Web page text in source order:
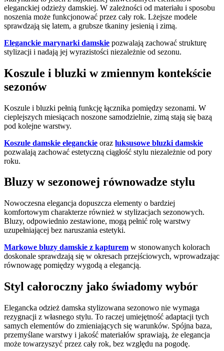
eleganckiej odzieży damskiej. W zależności od materiału i sposobu
noszenia może funkcjonować przez cały rok. Lżejsze modele
sprawdzają się latem, a grubsze tkaniny jesienią i zimą.
Eleganckie marynarki damskie pozwalają zachować strukturę
stylizacji i nadają jej wyrazistości niezależnie od sezonu.
Koszule i bluzki w zmiennym kontekście
sezonów
Koszule i bluzki pełnią funkcję łącznika pomiędzy sezonami. W
cieplejszych miesiącach noszone samodzielnie, zimą stają się bazą
pod kolejne warstwy.
Koszule damskie eleganckie oraz luksusowe bluzki damskie
pozwalają zachować estetyczną ciągłość stylu niezależnie od pory
roku.
Bluzy w sezonowej równowadze stylu
Nowoczesna elegancja dopuszcza elementy o bardziej
komfortowym charakterze również w stylizacjach sezonowych.
Bluzy, odpowiednio zestawione, mogą pełnić rolę warstwy
uzupełniającej bez naruszania estetyki.
Markowe bluzy damskie z kapturem w stonowanych kolorach
doskonale sprawdzają się w okresach przejściowych, wprowadzając
równowagę pomiędzy wygodą a elegancją.
Styl całoroczny jako świadomy wybór
Elegancka odzież damska stylizowana sezonowo nie wymaga
rezygnacji z własnego stylu. To raczej umiejętność adaptacji tych
samych elementów do zmieniających się warunków. Spójna baza,
przemyślane warstwy i jakość materiałów sprawiają, że elegancja
może towarzyszyć przez cały rok, bez względu na pogodę.